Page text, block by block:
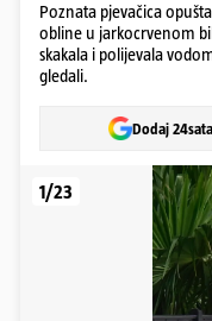
Poznata pjevačica
obline u jarkocrvenom
skakala i polijevala
gledali.
Dodaj
1/23